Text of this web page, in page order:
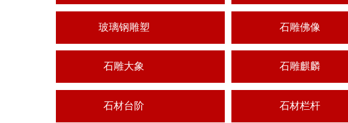
玻璃钢雕塑 石雕佛像
石雕大象 石雕麒麟
石材台阶 石材栏杆